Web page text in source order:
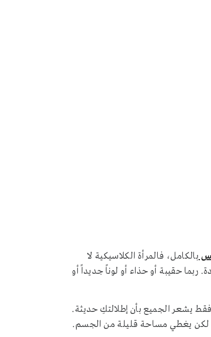
بالكامل، فالمرأة الكلاسيكية لا
حقيبة أو حذاء أو لوناً جديداً أو
يشعر الجميع بأن إطلالتكِ حديثة.
لكن يغطي مساحة قليلة من الجسم.